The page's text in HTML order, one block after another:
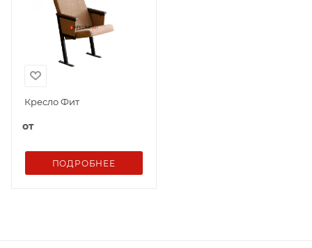
Кресло Фит
от
ПОДРОБНЕЕ